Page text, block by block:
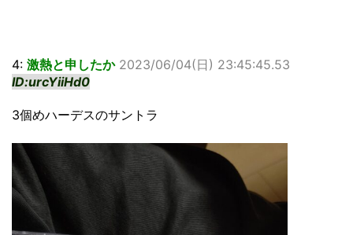
4: 激熱と申したか 2023/06/04(日) 23:45:45.53
ID:urcYiiHd0
3個めハーデスのサントラ